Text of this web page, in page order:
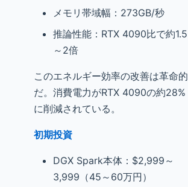
メモリ帯域幅：273GB/秒
推論性能：RTX 4090比で約1.5
～2倍
このエネルギー効率の改善は革命的
だ。消費電力がRTX 4090の約28%
に削減されている。
初期投資
DGX Spark本体：$2,999～
3,999（45～60万円）